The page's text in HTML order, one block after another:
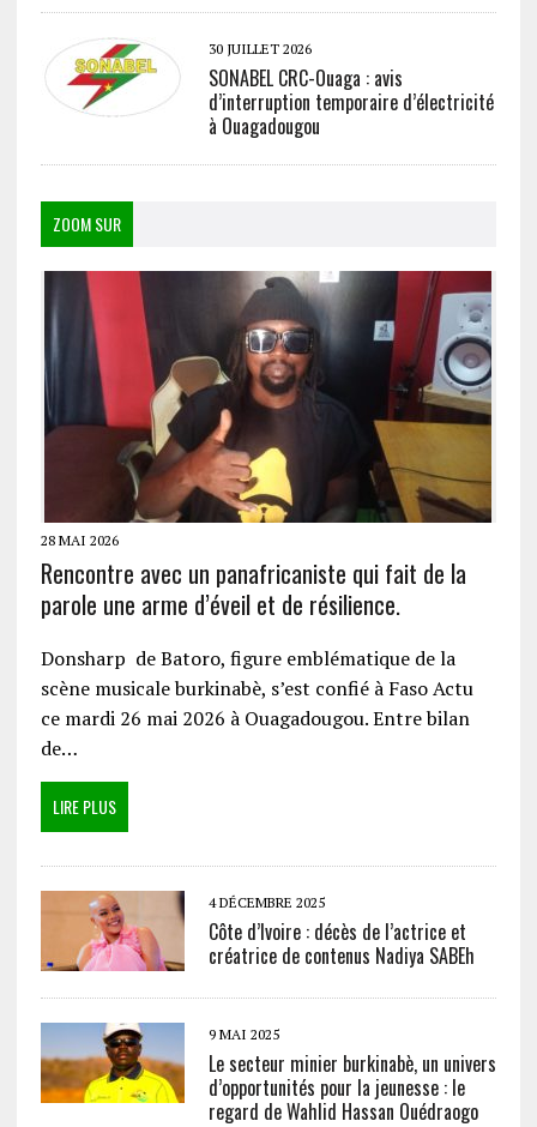
30 JUILLET 2026
SONABEL CRC-Ouaga : avis
d’interruption temporaire d’électricité
à Ouagadougou
ZOOM SUR
28 MAI 2026
Rencontre avec un panafricaniste qui fait de la
parole une arme d’éveil et de résilience.
Donsharp de Batoro, figure emblématique de la
scène musicale burkinabè, s’est confié à Faso Actu
ce mardi 26 mai 2026 à Ouagadougou. Entre bilan
de…
LIRE PLUS
4 DÉCEMBRE 2025
Côte d’Ivoire : décès de l’actrice et
créatrice de contenus Nadiya SABEh
9 MAI 2025
Le secteur minier burkinabè, un univers
d’opportunités pour la jeunesse : le
regard de Wahlid Hassan Ouédraogo